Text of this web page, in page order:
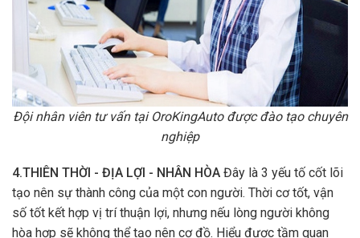
Đội nhân viên tư vấn tại OroKingAuto được đào tạo chuyên
nghiệp
4.THIÊN THỜI - ĐỊA LỢI - NHÂN HÒA Đây là 3 yếu tố cốt lõi
tạo nên sự thành công của một con người. Thời cơ tốt, vận
số tốt kết hợp vị trí thuận lợi, nhưng nếu lòng người không
hòa hợp sẽ không thể tạo nên cơ đồ. Hiểu được tầm quan